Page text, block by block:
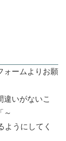
ォームよりお願
違いがないこ
～
ようにしてく